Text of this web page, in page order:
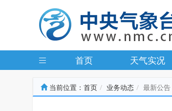
首页 天气实况
当前位置： 首页 业务动态 最新公告